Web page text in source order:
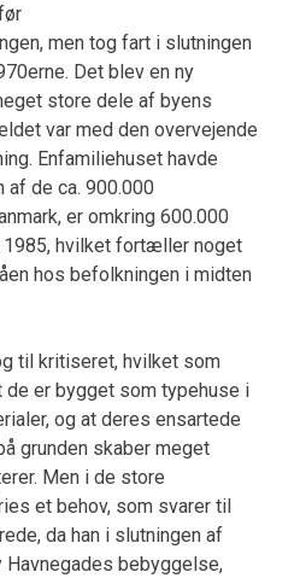
men tog fart i slutningen
Det blev en ny
store dele af byens
var med den overvejende
Enfamiliehuset havde
de ca. 900.000
er omkring 600.000
hvilket fortæller noget
hos befolkningen i midten
til kritiseret, hvilket som
de er bygget som typehuse i
og at deres ensartede
grunden skaber meget
Men i de store
et behov, som svarer til
da han i slutningen af
bebyggelse,